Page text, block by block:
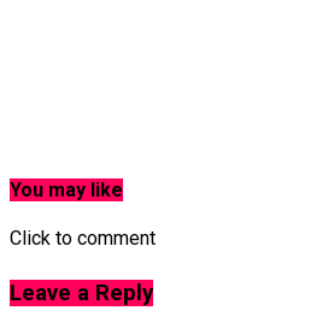
You may like
Click to comment
Leave a Reply